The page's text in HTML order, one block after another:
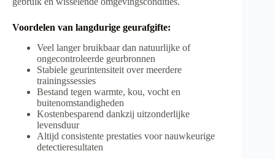
Voordelen van langdurige geurafgifte:
Veel langer bruikbaar dan natuurlijke of
ongecontroleerde geurbronnen
Stabiele geurintensiteit over meerdere
trainingssessies
Bestand tegen warmte, kou, vocht en
buitenomstandigheden
Kostenbesparend dankzij uitzonderlijke
levensduur
Altijd consistente prestaties voor nauwkeurige
detectieresultaten